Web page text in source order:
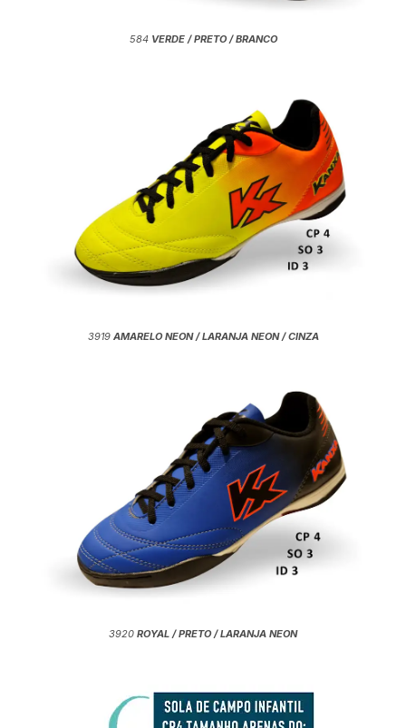
584 VERDE / PRETO / BRANCO
3919 AMARELO NEON / LARANJA NEON / CINZA
3920 ROYAL / PRETO / LARANJA NEON